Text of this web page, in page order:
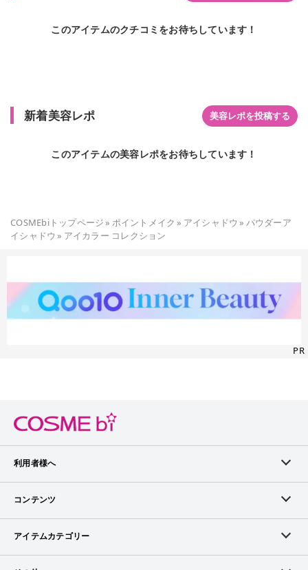
このアイテムのクチコミをお待ちしています！
新着美容レポ 美容レポを投稿する
このアイテムの美容レポをお待ちしています！
COSMEbiトップページ» ポイントメイク » アイシャドウ » パウダーア
イシャドウ » アイカラー コレクション
PR
利用者様へ
メンバーログイン
メンバー会員について
コンテンツ
ランキング
アイテムカテゴリー